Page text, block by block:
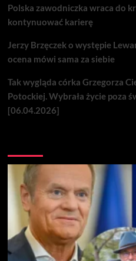
Polska zawodniczka wraca do
kontynuować karierę
Jerzy Brzęczek o występie
ocena mówi sama za siebie
Tak wygląda córka Grzegorza
Potockiej. Wybrała życie poza
[06.04.2026]